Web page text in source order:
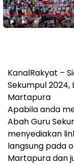
KanalRakyat –
Sekumpul 2024,
Martapura
Apabila anda
Abah Guru
menyediakan
langsung pada
Martapura dan